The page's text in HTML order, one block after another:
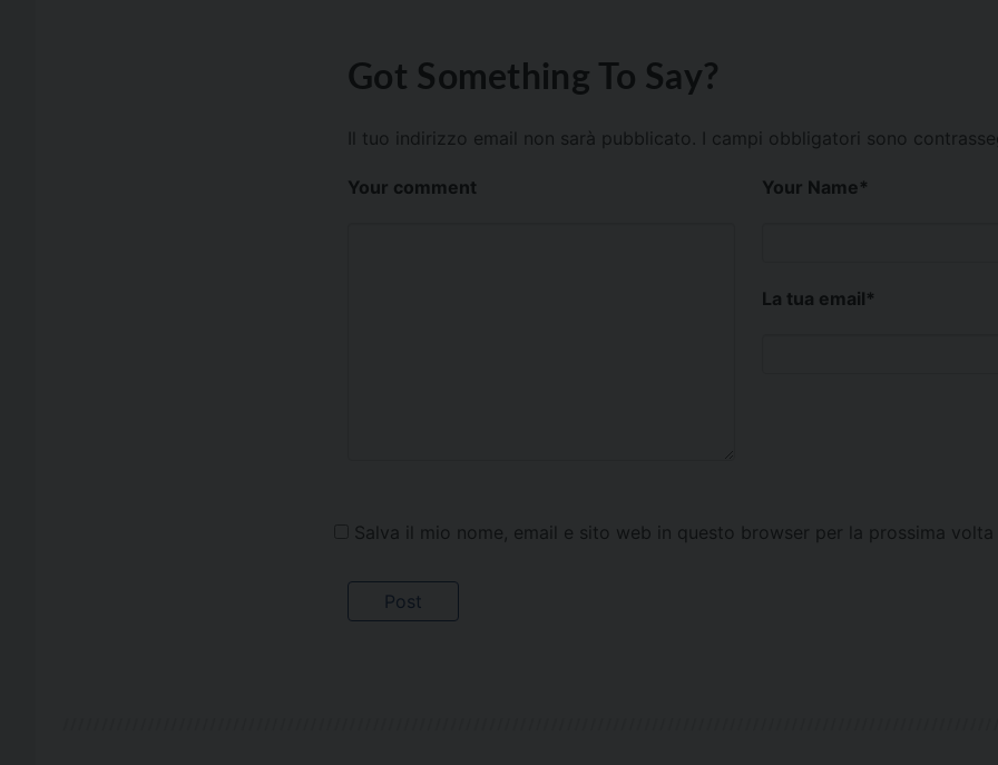
Got Something To Say?
Il tuo indirizzo email non sarà pubblicato. I campi obbligatori sono
Your comment Your Name*
La tua email*
Salva il mio nome, email e sito web in questo browser per la prossima